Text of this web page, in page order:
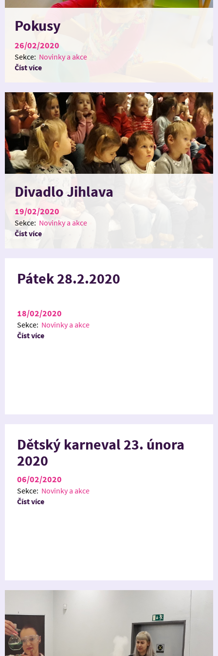
Pokusy
26/02/2020
Sekce: Novinky a akce
Číst více
Divadlo Jihlava
19/02/2020
Sekce: Novinky a akce
Číst více
Pátek 28.2.2020
18/02/2020
Sekce: Novinky a akce
Číst více
Dětský karneval 23. února
2020
06/02/2020
Sekce: Novinky a akce
Číst více